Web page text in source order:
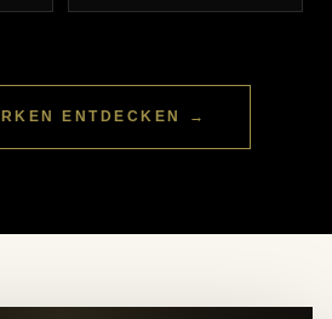
ENTDECKEN